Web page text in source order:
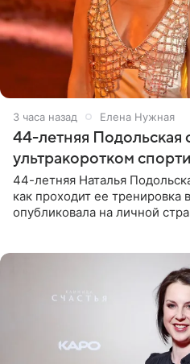
3 часа назад Елена Нужная
44-летняя Подольская
ультракоротком
44-летняя Наталья
как проходит ее тренировка
опубликовала на личной